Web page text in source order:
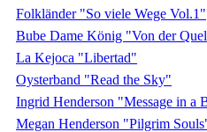
Folkländer "So viele Wege Vol.1"
Bube Dame König "Von der
La Kejoca "Libertad"
Oysterband "Read the Sky"
Ingrid Henderson "Message in a
Megan Henderson "Pilgrim